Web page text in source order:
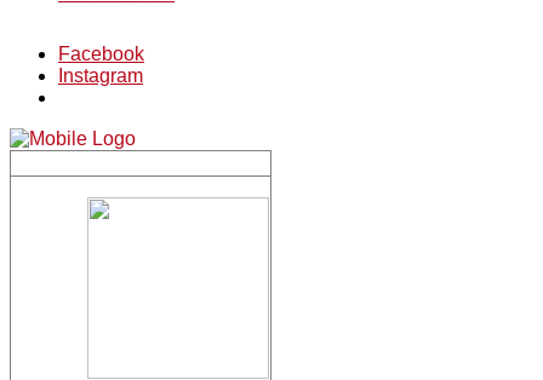
Facebook
Instagram